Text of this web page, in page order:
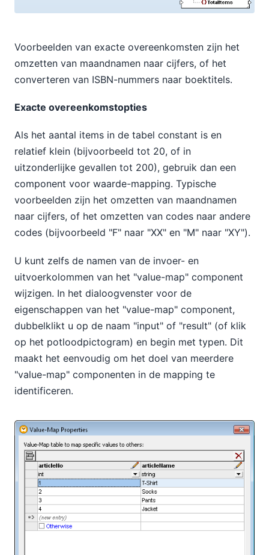
Voorbeelden van exacte overeenkomsten zijn het
omzetten van maandnamen naar cijfers, of het
converteren van ISBN-nummers naar boektitels.
Exacte overeenkomstopties
Als het aantal items in de tabel constant is en
relatief klein (bijvoorbeeld tot 20, of in
uitzonderlijke gevallen tot 200), gebruik dan een
component voor waarde-mapping. Typische
voorbeelden zijn het omzetten van maandnamen
naar cijfers, of het omzetten van codes naar andere
codes (bijvoorbeeld "F" naar "XX" en "M" naar "XY").
U kunt zelfs de namen van de invoer- en
uitvoerkolommen van het "value-map" component
wijzigen. In het dialoogvenster voor de
eigenschappen van het "value-map" component,
dubbelklikt u op de naam "input" of "result" (of klik
op het potloodpictogram) en begin met typen. Dit
maakt het eenvoudig om het doel van meerdere
"value-map" componenten in de mapping te
identificeren.